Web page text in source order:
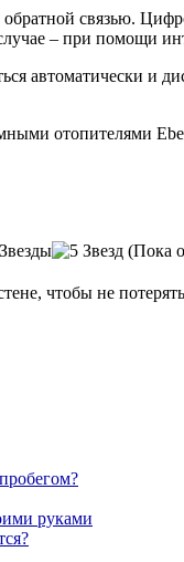
обратной связью.
– при помощи
автоматически
отопителями
(Пока
чтобы не
руками